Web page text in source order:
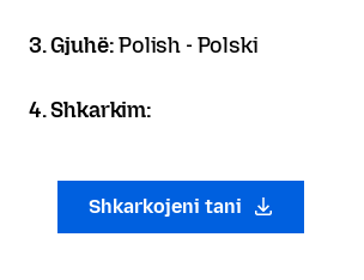
3. Gjuhë:Polish - Polski
4. Shkarkim:
Shkarkojeni tani